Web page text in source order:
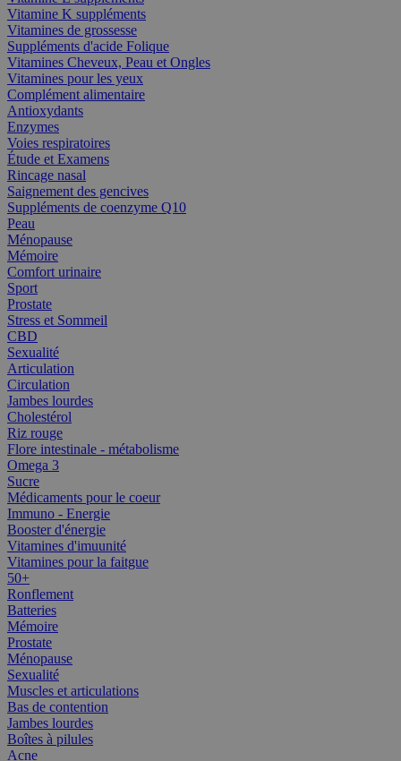
Vitamine K suppléments
Vitamines de grossesse
Suppléments d'acide Folique
Vitamines Cheveux, Peau et Ongles
Vitamines pour les yeux
Complément alimentaire
Antioxydants
Enzymes
Voies respiratoires
Étude et Examens
Rincage nasal
Saignement des gencives
Suppléments de coenzyme Q10
Peau
Ménopause
Mémoire
Comfort urinaire
Sport
Prostate
Stress et Sommeil
CBD
Sexualité
Articulation
Circulation
Jambes lourdes
Cholestérol
Riz rouge
Flore intestinale - métabolisme
Omega 3
Sucre
Médicaments pour le coeur
Immuno - Energie
Booster d'énergie
Vitamines d'imuunité
Vitamines pour la faitgue
50+
Ronflement
Batteries
Mémoire
Prostate
Ménopause
Sexualité
Muscles et articulations
Bas de contention
Jambes lourdes
Boîtes à pilules
Acne